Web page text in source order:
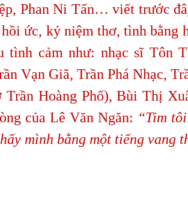
Phan Ni Tấn… viết trước
ức, kỷ niệm thơ, tình bằng
tình cảm như: nhạc sĩ Tôn
Vạn Giã, Trần Phá Nhạc,
Trần Hoàng Phố), Bùi Thị
của Lê Văn Ngăn: “Tim
mình bằng một tiếng vang